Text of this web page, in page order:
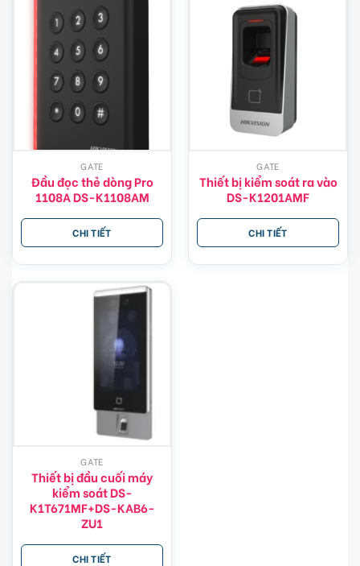
GATE
Đầu đọc thẻ dòng Pro
1108A DS-K1108AM
CHI TIẾT
GATE
Thiết bị kiểm soát ra vào
DS-K1201AMF
CHI TIẾT
GATE
Thiết bị đầu cuối máy
kiểm soát DS-
K1T671MF+DS-KAB6-
ZU1
CHI TIẾT